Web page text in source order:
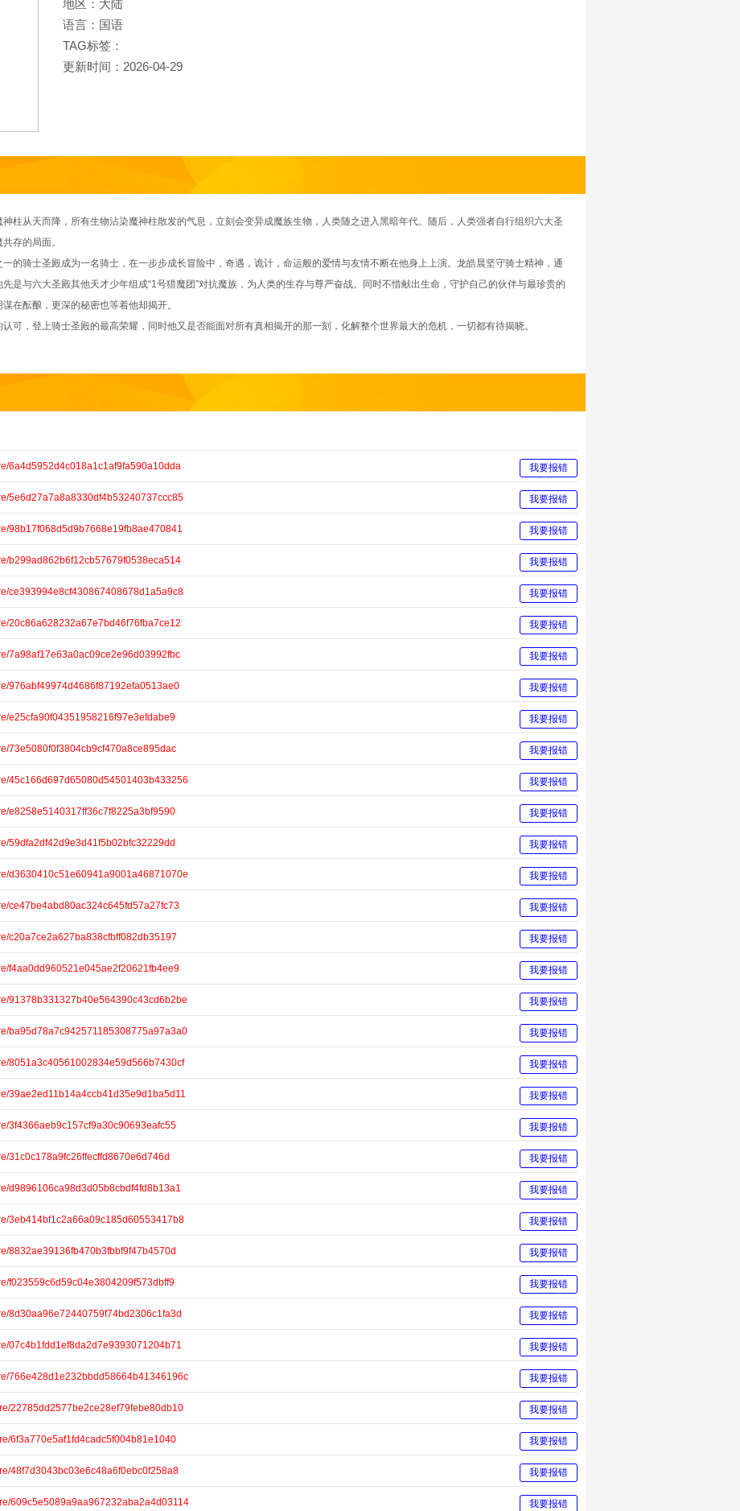
地区：大陆
语言：国语
TAG标签：
更新时间：2026-04-29
从天而降，所有生物沾染魔神柱散发的气息，立刻会变异成魔族生物，人类随之进入黑暗年代。随后，人类强者自行组织六大圣
存的局面。
骑士圣殿成为一名骑士，在一步步成长冒险中，奇遇，诡计，命运般的爱情与友情不断在他身上上演。龙皓晨坚守骑士精神，通
是与六大圣殿其他天才少年组成“1号猎魔团”对抗魔族，为人类的生存与尊严奋战。同时不惜献出生命，守护自己的伙伴与最珍贵的
在酝酿，更深的秘密也等着他却揭开。
，登上骑士圣殿的最高荣耀，同时他又是否能面对所有真相揭开的那一刻，化解整个世界最大的危机，一切都有待揭晓。
6a4d5952d4c018a1c1af9fa590a10dda 我要报错
5e6d27a7a8a8330df4b53240737ccc85 我要报错
98b17f068d5d9b7668e19fb8ae470841 我要报错
b299ad862b6f12cb57679f0538eca514 我要报错
ce393994e8cf430867408678d1a5a9c8 我要报错
20c86a628232a67e7bd46f76fba7ce12 我要报错
7a98af17e63a0ac09ce2e96d03992fbc 我要报错
976abf49974d4686f87192efa0513ae0 我要报错
e25cfa90f04351958216f97e3efdabe9 我要报错
73e5080f0f3804cb9cf470a8ce895dac 我要报错
45c166d697d65080d54501403b433256 我要报错
e8258e5140317ff36c7f8225a3bf9590 我要报错
59dfa2df42d9e3d41f5b02bfc32229dd 我要报错
d3630410c51e60941a9001a46871070e 我要报错
ce47be4abd80ac324c645fd57a27fc73 我要报错
c20a7ce2a627ba838cfbff082db35197 我要报错
f4aa0dd960521e045ae2f20621fb4ee9 我要报错
91378b331327b40e564390c43cd6b2be 我要报错
ba95d78a7c942571185308775a97a3a0 我要报错
8051a3c40561002834e59d566b7430cf 我要报错
39ae2ed11b14a4ccb41d35e9d1ba5d11 我要报错
3f4366aeb9c157cf9a30c90693eafc55 我要报错
31c0c178a9fc26ffecffd8670e6d746d 我要报错
d9896106ca98d3d05b8cbdf4fd8b13a1 我要报错
3eb414bf1c2a66a09c185d60553417b8 我要报错
8832ae39136fb470b3fbbf9f47b4570d 我要报错
f023559c6d59c04e3804209f573dbff9 我要报错
8d30aa96e72440759f74bd2306c1fa3d 我要报错
07c4b1fdd1ef8da2d7e9393071204b71 我要报错
766e428d1e232bbdd58664b41346196c 我要报错
22785dd2577be2ce28ef79febe80db10 我要报错
6f3a770e5af1fd4cadc5f004b81e1040 我要报错
48f7d3043bc03e6c48a6f0ebc0f258a8 我要报错
609c5e5089a9aa967232aba2a4d03114 我要报错